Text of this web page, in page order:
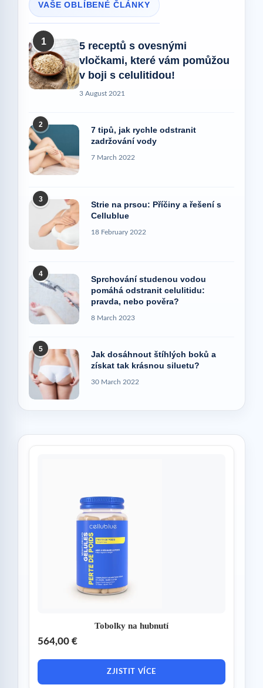
VAŠE OBLÍBENÉ ČLÁNKY
1
5 receptů s ovesnými
vločkami, které vám pomůžou
v boji s celulitidou!
3 August 2021
2
7 tipů, jak rychle odstranit
zadržování vody
7 March 2022
3
Strie na prsou: Příčiny a řešení s
Cellublue
18 February 2022
4
Sprchování studenou vodou
pomáhá odstranit celulitidu:
pravda, nebo pověra?
8 March 2023
5
Jak dosáhnout štíhlých boků a
získat tak krásnou siluetu?
30 March 2022
Tobolky na hubnutí
564,00 €
ZJISTIT VÍCE